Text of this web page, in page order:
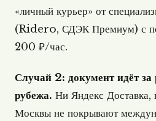
«личный курьер» от
(Ridero, СДЭК Премиум) с
200 ₽/час.
Случай 2: документ идёт за
рубежа. Ни Яндекс
Москвы не покрывают